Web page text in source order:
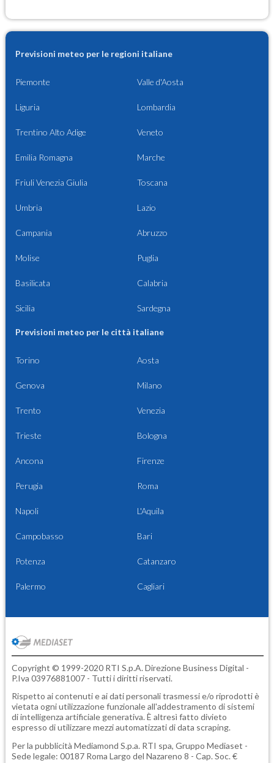
Previsioni meteo per le regioni italiane
Piemonte Valle d'Aosta
Liguria Lombardia
Trentino Alto Adige Veneto
Emilia Romagna Marche
Friuli Venezia Giulia Toscana
Umbria Lazio
Campania Abruzzo
Molise Puglia
Basilicata Calabria
Sicilia Sardegna
Previsioni meteo per le città italiane
Torino Aosta
Genova Milano
Trento Venezia
Trieste Bologna
Ancona Firenze
Perugia Roma
Napoli L'Aquila
Campobasso Bari
Potenza Catanzaro
Palermo Cagliari
Copyright © 1999-2020 RTI S.p.A. Direzione Business Digital -
P.Iva 03976881007 - Tutti i diritti riservati.
Rispetto ai contenuti e ai dati personali trasmessi e/o riprodotti è
vietata ogni utilizzazione funzionale all'addestramento di sistemi
di intelligenza artificiale generativa. È altresì fatto divieto
espresso di utilizzare mezzi automatizzati di data scraping.
Per la pubblicità Mediamond S.p.a. RTI spa, Gruppo Mediaset -
Sede legale: 00187 Roma Largo del Nazareno 8 - Cap. Soc. €